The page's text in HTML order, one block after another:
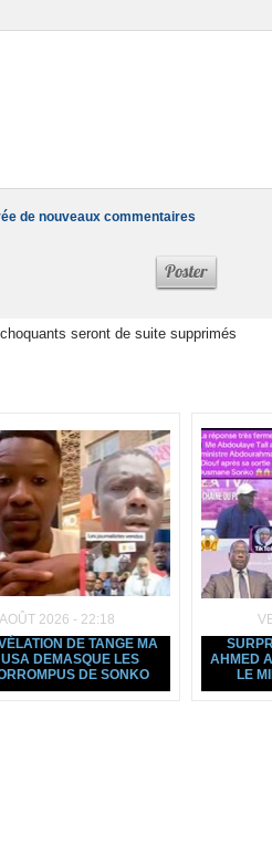
de nouveaux commentaires
seront de suite supprimés
2026 - 22:18
DE TANGE MA
DEMASQUE LES
DE SONKO
AHMED
LE